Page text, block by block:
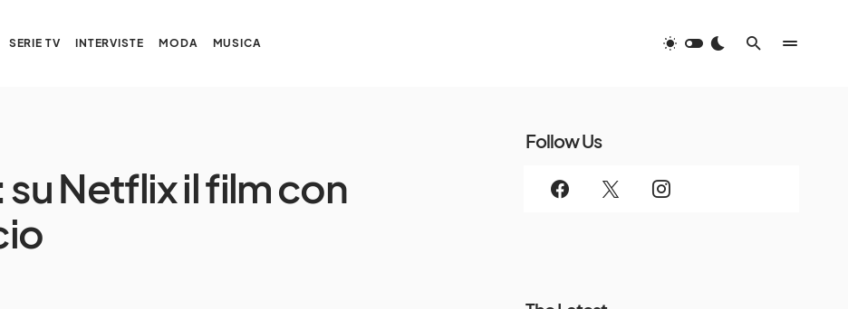
SERIE TV INTERVISTE MODA MUSICA
Netflix il film con
Follow Us